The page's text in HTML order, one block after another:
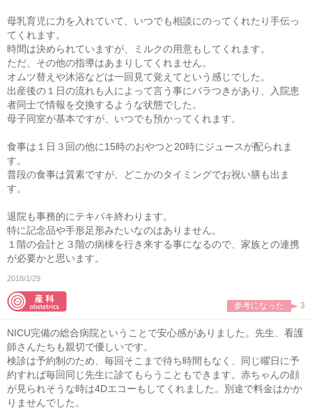
母乳育児に力を入れていて、いつでも相談にのってくれたり手伝っ
てくれます。
時間は決められていますが、ミルクの用意もしてくれます。
ただ、その他の指導はあまりしてくれません。
オムツ替えや沐浴などは一回見て覚えてという感じでした。
出産後の１日の流れも人によって言う事にバラつきがあり、入院患
者同士で情報を交換するような状態でした。
母子同室が基本ですが、いつでも預かってくれます。
食事は１日３回の他に15時のおやつと20時にジュースが配られま
す。
普段の食事は質素ですが、どこかのタイミングでお祝い膳も出ま
す。
退院も事務的にテキパキ終わります。
特に記念品や手形足形みたいなのはありません。
１階の会計と３階の病棟を行き来する事になるので、家族との連携
が必要かと思います。
2018/1/29
参考になった 3
NICU完備の総合病院ということで安心感がありました。先生、看護
師さんたちも親切で優しいです。
検診は予約制のため、毎回そこまで待ち時間もなく、同じ曜日に予
約すれば毎回同じ先生に診てもらうこともできます。赤ちゃんの顔
が見られそうな時は4Dエコーもしてくれました。別途で料金はかか
りませんでした。